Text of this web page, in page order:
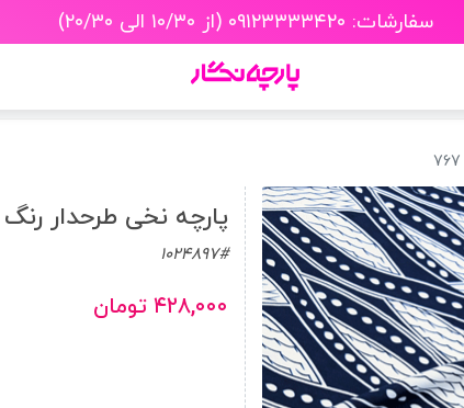
سفارشات: ۰۹۱۲۳۳۳۳۴۲۰ (از ۱۰/۳۰ الی ۲۰/۳۰)
پارچه نخی طرحدار رنگ 767
1024897#
۴۲۸,۰۰۰ تومان